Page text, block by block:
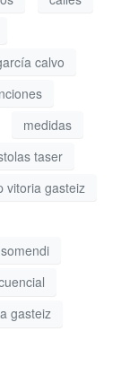
calvo
medidas
taser
vitoria gasteiz
gasteiz